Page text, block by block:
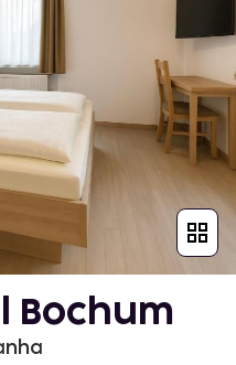
Bochum